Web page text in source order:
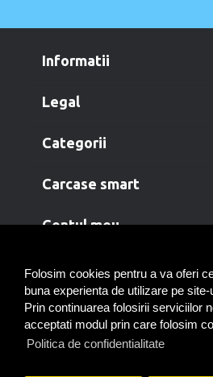
Folosim cookies pentru a va oferi
buna experienta de utilizare pe site-
Prin continuarea folosirii serviciilor
acceptati modul prin care folosim
Politica de confidentialitate
informatii
legal
categorii
carcase smart
contul meu